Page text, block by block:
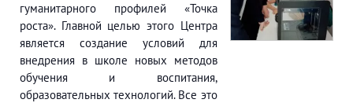
гуманитарного профилей «Точка
роста». Главной целью этого Центра
является создание условий для
внедрения в школе новых методов
обучения и воспитания,
образовательных технологий. Все это